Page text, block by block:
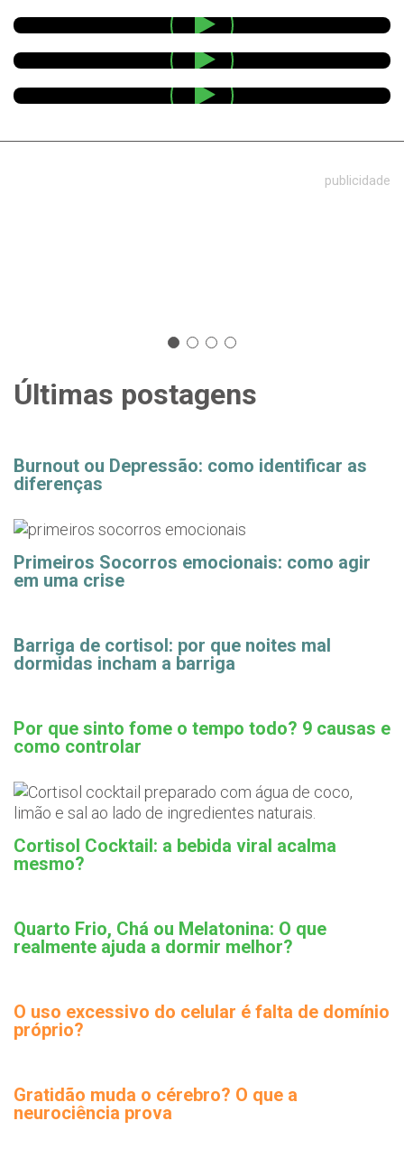
publicidade
Últimas postagens
Burnout ou Depressão: como identificar as
diferenças
Primeiros Socorros emocionais: como agir
em uma crise
Barriga de cortisol: por que noites mal
dormidas incham a barriga
Por que sinto fome o tempo todo? 9 causas e
como controlar
Cortisol Cocktail: a bebida viral acalma
mesmo?
Quarto Frio, Chá ou Melatonina: O que
realmente ajuda a dormir melhor?
O uso excessivo do celular é falta de domínio
próprio?
Gratidão muda o cérebro? O que a
neurociência prova